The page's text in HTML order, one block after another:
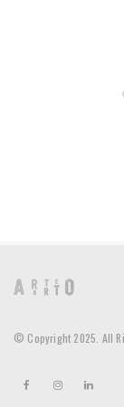
© Copyright 2025. All